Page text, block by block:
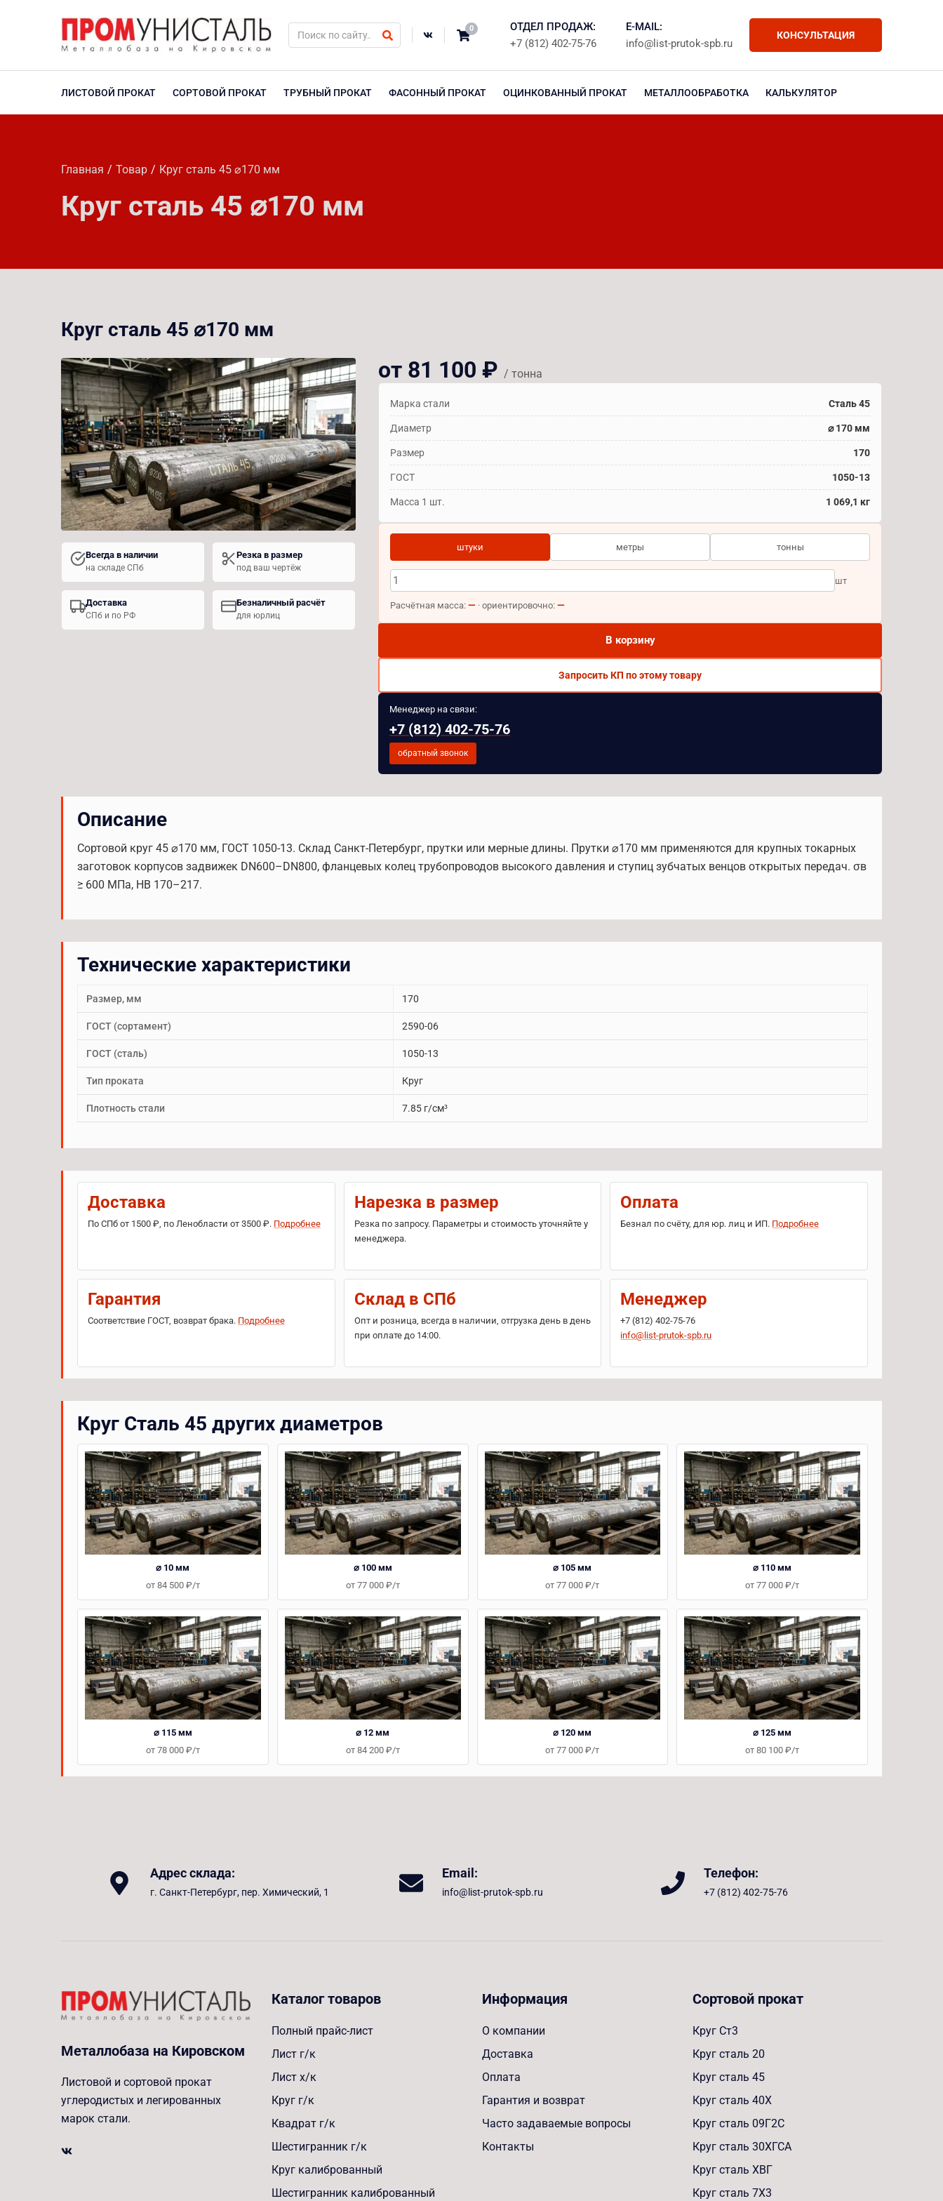
0
КОНСУЛЬТАЦИЯ
ОТДЕЛ ПРОДАЖ:
+7 (812) 402-75-76
E-MAIL:
info@list-prutok-spb.ru
ЛИСТОВОЙ ПРОКАТ СОРТОВОЙ ПРОКАТ ТРУБНЫЙ ПРОКАТ ФАСОННЫЙ ПРОКАТ ОЦИНКОВАННЫЙ ПРОКАТ МЕТАЛЛООБРАБОТКА КАЛЬКУЛЯТОР
Главная Товар Круг сталь 45 ⌀170 мм
Круг сталь 45 ⌀170 мм
Круг сталь 45 ⌀170 мм
Всегда в наличии
на складе СПб
Резка в размер
под ваш чертёж
Доставка
СПб и по РФ
Безналичный расчёт
для юрлиц
от 81 100 ₽ / тонна
Марка стали Сталь 45
Диаметр ⌀ 170 мм
Размер 170
ГОСТ 1050-13
Масса 1 шт. 1 069,1 кг
штуки метры тонны
шт
Расчётная масса: — · ориентировочно: —
В корзину
Запросить КП по этому товару
Менеджер на связи:
+7 (812) 402-75-76
обратный звонок
Описание
Сортовой круг 45 ⌀170 мм, ГОСТ 1050-13. Склад Санкт-Петербург, прутки или мерные длины. Прутки ⌀170 мм применяются для крупных токарных
заготовок корпусов задвижек DN600–DN800, фланцевых колец трубопроводов высокого давления и ступиц зубчатых венцов открытых передач. σв
≥ 600 МПа, HB 170–217.
Технические характеристики
Размер, мм 170
ГОСТ (сортамент) 2590-06
ГОСТ (сталь) 1050-13
Тип проката Круг
Плотность стали 7.85 г/см³
Доставка
По СПб от 1500 ₽, по Ленобласти от 3500 ₽. Подробнее
Нарезка в размер
Резка по запросу. Параметры и стоимость уточняйте у
менеджера.
Оплата
Безнал по счёту, для юр. лиц и ИП. Подробнее
Гарантия
Соответствие ГОСТ, возврат брака. Подробнее
Склад в СПб
Опт и розница, всегда в наличии, отгрузка день в день
при оплате до 14:00.
Менеджер
+7 (812) 402-75-76
info@list-prutok-spb.ru
Круг Сталь 45 других диаметров
⌀ 10 мм
от 84 500 ₽/т
⌀ 100 мм
от 77 000 ₽/т
⌀ 105 мм
от 77 000 ₽/т
⌀ 110 мм
от 77 000 ₽/т
⌀ 115 мм
от 78 000 ₽/т
⌀ 12 мм
от 84 200 ₽/т
⌀ 120 мм
от 77 000 ₽/т
⌀ 125 мм
от 80 100 ₽/т
Адрес склада:
г. Санкт-Петербург, пер. Химический, 1
Email:
info@list-prutok-spb.ru
Телефон:
+7 (812) 402-75-76
Металлобаза на Кировском
Листовой и сортовой прокат
углеродистых и легированных
марок стали.
Каталог товаров
Полный прайс-лист
Лист г/к
Лист х/к
Круг г/к
Квадрат г/к
Шестигранник г/к
Круг калиброванный
Шестигранник калиброванный
Информация
О компании
Доставка
Оплата
Гарантия и возврат
Часто задаваемые вопросы
Контакты
Сортовой прокат
Круг Ст3
Круг сталь 20
Круг сталь 45
Круг сталь 40Х
Круг сталь 09Г2С
Круг сталь 30ХГСА
Круг сталь ХВГ
Круг сталь 7Х3